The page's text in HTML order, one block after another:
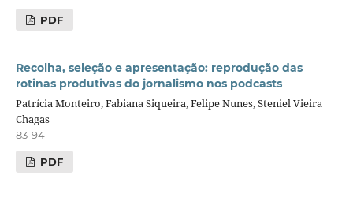
PDF
Recolha, seleção e apresentação: reprodução das
rotinas produtivas do jornalismo nos podcasts
Patrícia Monteiro, Fabiana Siqueira, Felipe Nunes, Steniel Vieira
Chagas
83-94
PDF